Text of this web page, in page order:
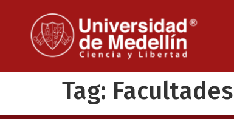
Tag: Facultades